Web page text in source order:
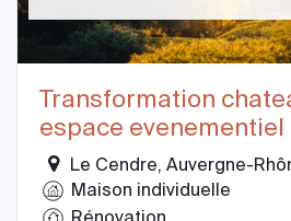
Transformation
espace evenementiel
Le Cendre, Auvergne-
Maison individuelle